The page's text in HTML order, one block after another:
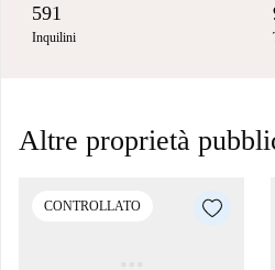
591
Inquilini
Altre proprietà
CONTROLLATO